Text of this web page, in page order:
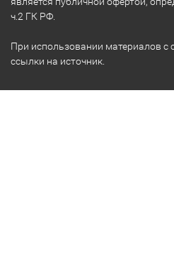
ч.2 ГК РФ.
При использовании материалов с
ссылки на источник.